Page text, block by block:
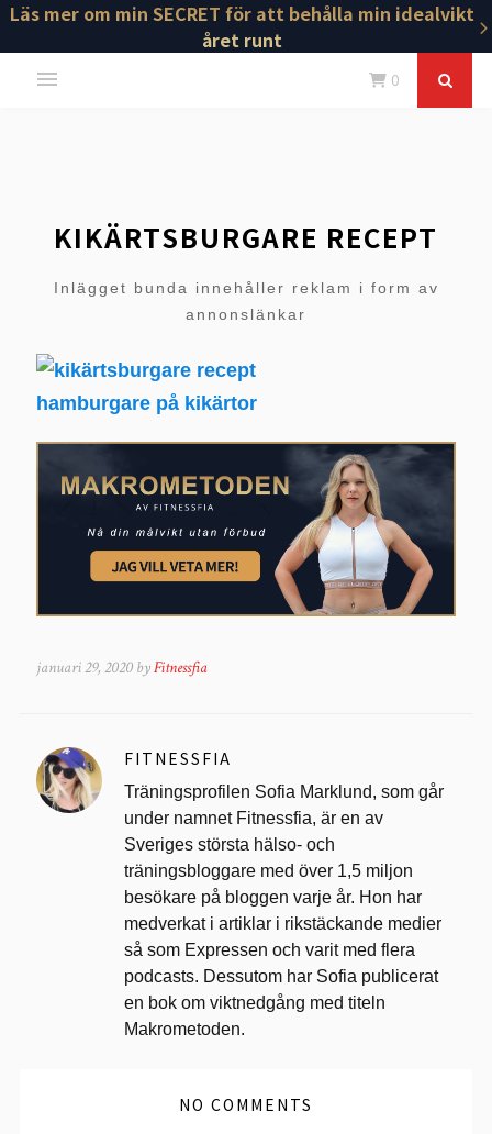
Läs mer om min SECRET för att behålla min idealvikt
året runt
0
KIKÄRTSBURGARE RECEPT
Inlägget bunda innehåller reklam i form av
annonslänkar
januari 29, 2020 byFitnessfia
FITNESSFIA
Träningsprofilen Sofia Marklund, som går
under namnet Fitnessfia, är en av
Sveriges största hälso- och
träningsbloggare med över 1,5 miljon
besökare på bloggen varje år. Hon har
medverkat i artiklar i rikstäckande medier
så som Expressen och varit med flera
podcasts. Dessutom har Sofia publicerat
en bok om viktnedgång med titeln
Makrometoden.
NO COMMENTS